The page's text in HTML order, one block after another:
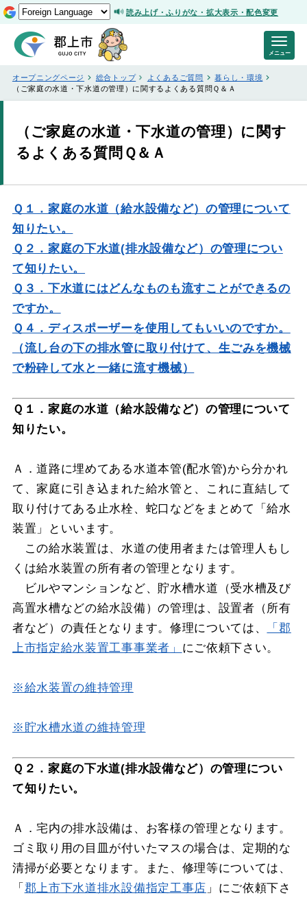
読み上げ・ふりがな・拡大表示・配色変更
オープニングページ 総合トップ よくあるご質問
暮らし・環境
（ご家庭の水道・下水道の管理）に関するよくある質問Ｑ＆Ａ
（ご家庭の水道・下水道の管理）に関す
るよくある質問Ｑ＆Ａ
Ｑ１．家庭の水道（給水設備など）の管理について
知りたい。
Ｑ２．家庭の下水道(排水設備など）の管理につい
て知りたい。
Ｑ３．下水道にはどんなものも流すことができるの
ですか。
Ｑ４．ディスポーザーを使用してもいいのですか。
（流し台の下の排水管に取り付けて、生ごみを機械
で粉砕して水と一緒に流す機械）
Ｑ１．家庭の水道（給水設備など）の管理について
知りたい。
Ａ．道路に埋めてある水道本管(配水管)から分かれ
て、家庭に引き込まれた給水管と、これに直結して
取り付けてある止水栓、蛇口などをまとめて「給水
装置」といいます。
この給水装置は、水道の使用者または管理人もし
くは給水装置の所有者の管理となります。
ビルやマンションなど、貯水槽水道（受水槽及び
高置水槽などの給水設備）の管理は、設置者（所有
者など）の責任となります。修理については、
「郡
上市指定給水装置工事事業者」 にご依頼下さい。
※給水装置の維持管理
※貯水槽水道の維持管理
Ｑ２．家庭の下水道(排水設備など）の管理につい
て知りたい。
Ａ．宅内の排水設備は、お客様の管理となります。
ゴミ取り用の目皿が付いたマスの場合は、定期的な
清掃が必要となります。また、修理等については、
「 郡上市下水道排水設備指定工事店 」にご依頼下さ
メニュー